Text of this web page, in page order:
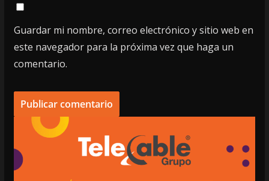
Guardar mi nombre, correo electrónico y sitio web en
este navegador para la próxima vez que haga un
comentario.